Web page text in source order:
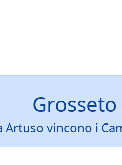
Grosseto
Artuso vincono i